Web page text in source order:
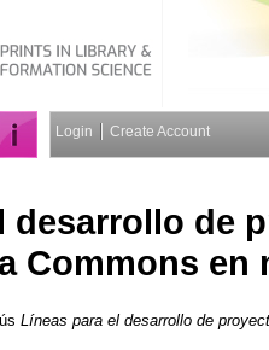
Login Create Account
desarrollo de
Commons en
Líneas para el desarrollo de